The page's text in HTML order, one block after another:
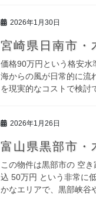
2026年1月30日
宮崎県日南市・
価格90万円という格安水
海からの風が日常的に流
を現実的なコストで検
2026年1月26日
富山県黒部市
この物件は黒部市の 空
込 50万円 という非常に
かなエリアで、黒部峡